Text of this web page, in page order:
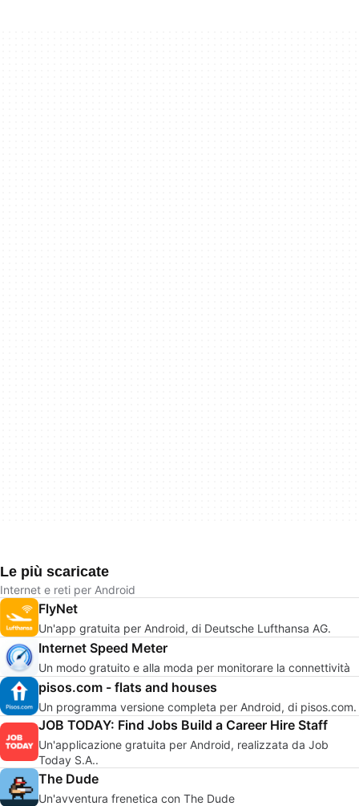
Le più scaricate
Internet e reti per Android
FlyNet
Un'app gratuita per Android, di Deutsche Lufthansa AG.
Internet Speed Meter
Un modo gratuito e alla moda per monitorare la connettività
pisos.com - flats and houses
Un programma versione completa per Android, di pisos.com.
JOB TODAY: Find Jobs Build a Career Hire Staff
Un'applicazione gratuita per Android, realizzata da Job
Today S.A..
The Dude
Un'avventura frenetica con The Dude